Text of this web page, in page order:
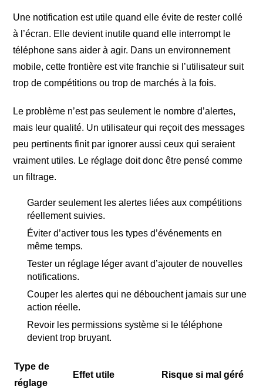
Une notification est utile quand elle évite de rester collé
à l’écran. Elle devient inutile quand elle interrompt le
téléphone sans aider à agir. Dans un environnement
mobile, cette frontière est vite franchie si l’utilisateur suit
trop de compétitions ou trop de marchés à la fois.
Le problème n’est pas seulement le nombre d’alertes,
mais leur qualité. Un utilisateur qui reçoit des messages
peu pertinents finit par ignorer aussi ceux qui seraient
vraiment utiles. Le réglage doit donc être pensé comme
un filtrage.
Garder seulement les alertes liées aux compétitions
réellement suivies.
Éviter d’activer tous les types d’événements en
même temps.
Tester un réglage léger avant d’ajouter de nouvelles
notifications.
Couper les alertes qui ne débouchent jamais sur une
action réelle.
Revoir les permissions système si le téléphone
devient trop bruyant.
Type de
réglage
Effet utile Risque si mal géré